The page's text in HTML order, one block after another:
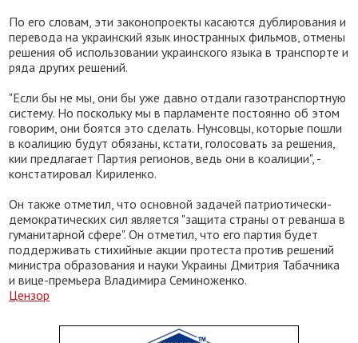
По его словам, эти законопроекты касаются дублирования и
перевода на украинский язык иностранных фильмов, отмены
решения об использовании украинского языка в транспорте и
ряда других решений.
"Если бы не мы, они бы уже давно отдали газотранспортную
систему. Но поскольку мы в парламенте постоянно об этом
говорим, они боятся это сделать. Нунсовцы, которые пошли
в коалицию будут обязаны, кстати, голосовать за решения,
кии предлагает Партия регионов, ведь они в коалиции", -
констатировал Кириленко.
Он также отметил, что основной задачей патриотически-
демократических сил является "защита страны от реванша в
гуманитарной сфере". Он отметил, что его партия будет
поддерживать стихийные акции протеста против решений
министра образования и науки Украины Дмитрия Табачника
и вице-премьера Владимира Семиноженко.
Цензор